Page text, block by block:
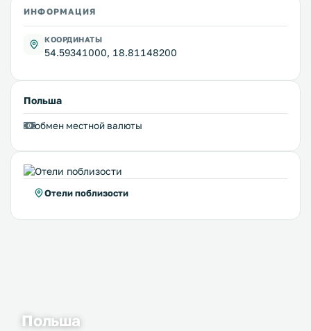
ИНФОРМАЦИЯ
КООРДИНАТЫ
54.59341000, 18.81148200
Польша
обмен местной валюты
Отели поблизости
Польша